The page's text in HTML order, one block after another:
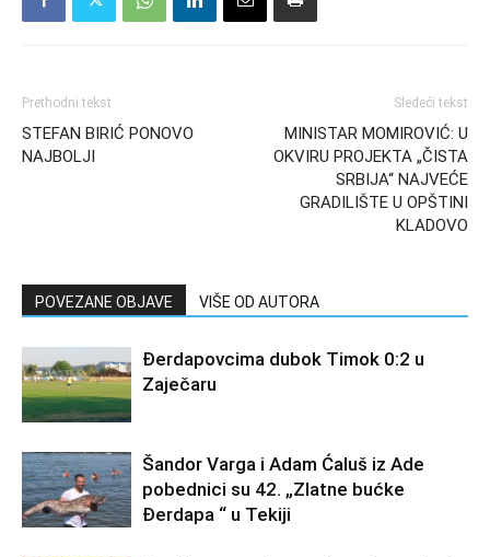
Prethodni tekst
STEFAN BIRIĆ PONOVO
NAJBOLJI
Sledeći tekst
MINISTAR MOMIROVIĆ: U
OKVIRU PROJEKTA „ČISTA
SRBIJA“ NAJVEĆE
GRADILIŠTE U OPŠTINI
KLADOVO
POVEZANE OBJAVE VIŠE OD AUTORA
Đerdapovcima dubok Timok 0:2 u
Zaječaru
Šandor Varga i Adam Ćaluš iz Ade
pobednici su 42. „Zlatne bućke
Đerdapa “ u Tekiji